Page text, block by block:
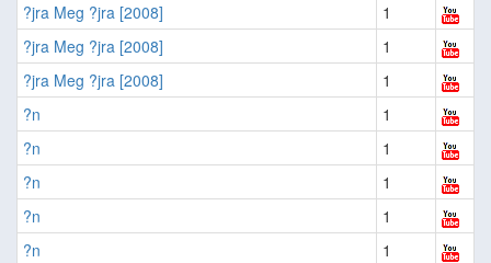
?jra Meg ?jra [2008]
1
?jra Meg ?jra [2008]
1
?jra Meg ?jra [2008]
1
?n
1
?n
1
?n
1
?n
1
?n
1